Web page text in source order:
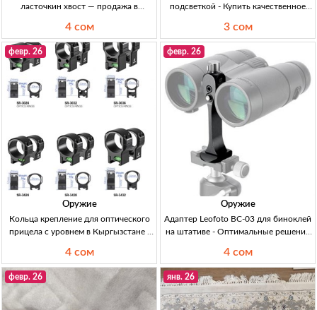
ласточкин хвост — продажа в
посадка ласточкин хвост, для
монтажа оптики/прицела на
пневматику. Цена 4200 со
4 сом
подсветкой - Купить качественное
Кыргызстане Оптический прицел
Бшнелл 3-9х40. Подсветка. Цена:
3200 сом.
3 сом
февр. 26
Оружие
Кольца крепление для оптического
прицела с уровнем в Кыргызстане -
оптического прицела, диаметр
34мм/30мм, высота 24/28/32/36мм,
4 сом
февр. 26
Оружие
Адаптер Leofoto BC-03 для биноклей
на штативе - Оптимальные решения
Адаптер Leofoto BC-03 для биноклей
на штативах, подходит для моделей
с резьбой 1/4"-20.
4 сом
февр. 26 янв. 26